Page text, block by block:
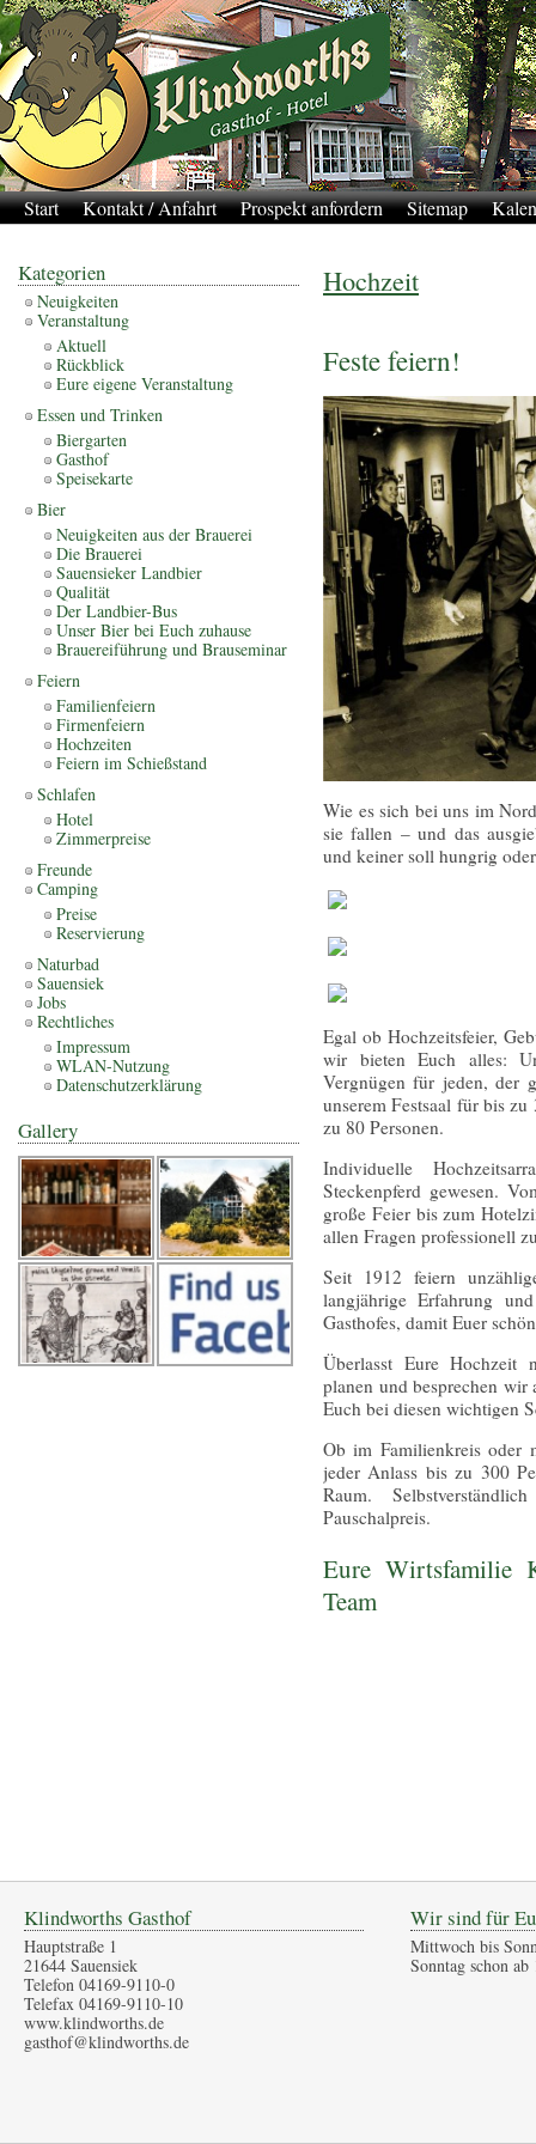
Start Kontakt / Anfahrt Prospekt anfordern Sitemap
Hochzeit
Feste feiern!
Wie es sich bei uns im
sie fallen – und das
und keiner soll hungrig
Egal ob Hochzeitsfeier,
wir bieten Euch alles:
Vergnügen für jeden, der
unserem Festsaal für bis
zu 80 Personen.
Individuelle
Steckenpferd gewesen.
große Feier bis zum
allen Fragen professionell
Seit 1912 feiern
langjährige Erfahrung
Gasthofes, damit Euer
Überlasst Eure
planen und besprechen
Euch bei diesen wichtigen
Ob im Familienkreis oder
jeder Anlass bis zu 300
Raum.
Pauschalpreis.
Eure Wirtsfamilie
Team
Kategorien
Neuigkeiten
Veranstaltung
Aktuell
Rückblick
Eure eigene Veranstaltung
Essen und Trinken
Biergarten
Gasthof
Speisekarte
Bier
Neuigkeiten aus der Brauerei
Die Brauerei
Sauensieker Landbier
Qualität
Der Landbier-Bus
Unser Bier bei Euch zuhause
Brauereiführung und Brauseminar
Feiern
Familienfeiern
Firmenfeiern
Hochzeiten
Feiern im Schießstand
Schlafen
Hotel
Zimmerpreise
Freunde
Camping
Preise
Reservierung
Naturbad
Sauensiek
Jobs
Rechtliches
Impressum
WLAN-Nutzung
Datenschutzerklärung
Gallery
Klindworths Gasthof
Hauptstraße 1
21644 Sauensiek
Telefon 04169-9110-0
Telefax 04169-9110-10
www.klindworths.de
gasthof@klindworths.de
Wir sind für
Mittwoch bis
Sonntag schon